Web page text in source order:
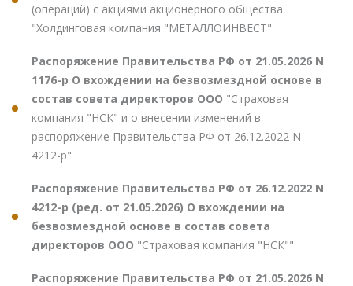
(операций) с акциями акционерного общества
"Холдинговая компания "МЕТАЛЛОИНВЕСТ"
Распоряжение Правительства РФ от 21.05.2026 N
1176-р О вхождении на безвозмездной основе в
состав совета директоров ООО "Страховая
компания "НСК" и о внесении изменений в
распоряжение Правительства РФ от 26.12.2022 N
4212-р"
Распоряжение Правительства РФ от 26.12.2022 N
4212-р (ред. от 21.05.2026) О вхождении на
безвозмездной основе в состав совета
директоров ООО "Страховая компания "НСК""
Распоряжение Правительства РФ от 21.05.2026 N